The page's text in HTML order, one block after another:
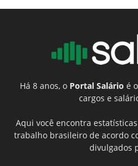
Há 8 anos, o Portal Salário é
cargos e
Aqui você encontra
trabalho brasileiro de acordo
divulgados